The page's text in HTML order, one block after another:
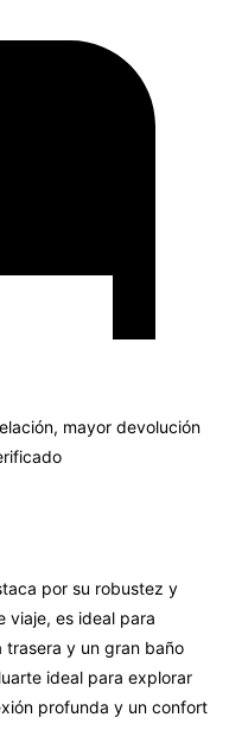
mayor devolución
por su robustez y
viaje, es ideal para
trasera y un gran baño
ideal para explorar
profunda y un confort